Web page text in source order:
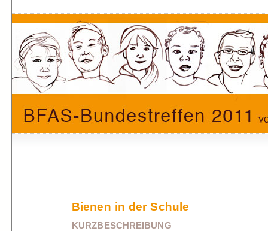
Bienen in der Schule
KURZBESCHREIBUNG